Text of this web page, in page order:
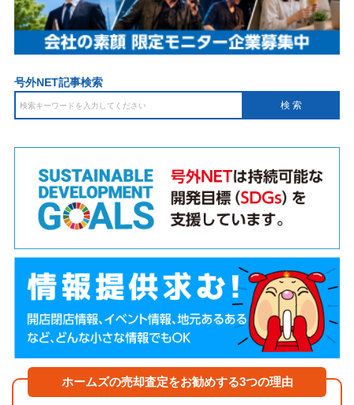
号外NET記事検索
ホームズの売却査定をお勧めする3つの理由